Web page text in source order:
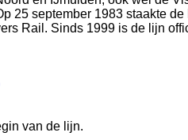
25 september 1983 staakte
Rail. Sinds 1999 is de lijn
van de lijn.